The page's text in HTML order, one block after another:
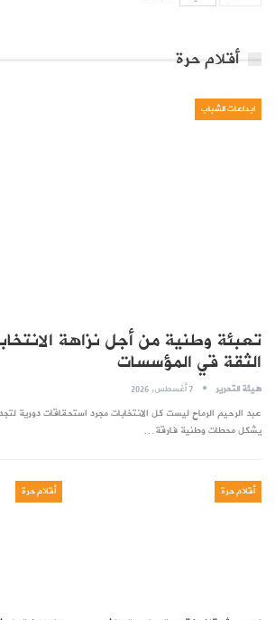
أقلام حرة
ابداعات الشباب
تعبئة وطنية من أجل نزاهة
الثقة قي المؤسسات
هيئة التحرير 7 أغسطس, 2026
عبد الرحيم الرماح ليست كل الانتخابات مجرد استحقاقات دورية
يشكل محطات وطنية فارقة…
أقلام حرة أقلام حرة